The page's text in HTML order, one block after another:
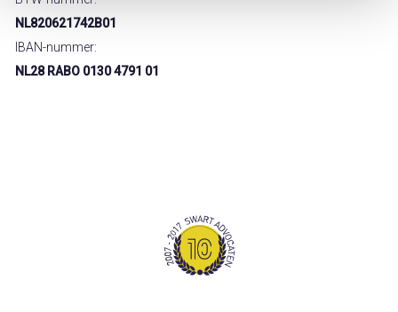
NL820621742B01
IBAN-nummer:
NL28 RABO 0130 4791 01